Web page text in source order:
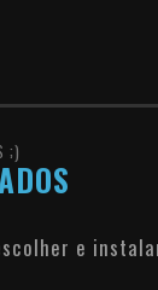
;)
e